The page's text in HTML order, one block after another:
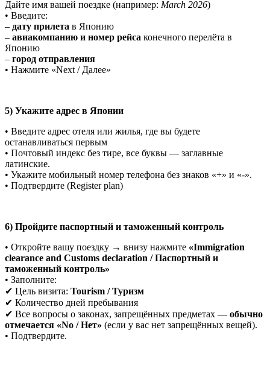
Дайте имя вашей поездке (например: March 2026)
• Введите:
– дату прилета в Японию
– авиакомпанию и номер рейса конечного перелёта в
Японию
– город отправления
• Нажмите «Next / Далее»
5) Укажите адрес в Японии
• Введите адрес отеля или жилья, где вы будете
останавливаться первым
• Почтовый индекс без тире, все буквы — заглавные
латинские.
• Укажите мобильный номер телефона без знаков «+» и «-».
• Подтвердите (Register plan)
6) Пройдите паспортный и таможенный контроль
• Откройте вашу поездку → внизу нажмите «Immigration
clearance and Customs declaration / Паспортный и
таможенный контроль»
• Заполните:
✔ Цель визита: Tourism / Туризм
✔ Количество дней пребывания
✔ Все вопросы о законах, запрещённых предметах — обычно
отмечается «No / Нет» (если у вас нет запрещённых вещей).
• Подтвердите.